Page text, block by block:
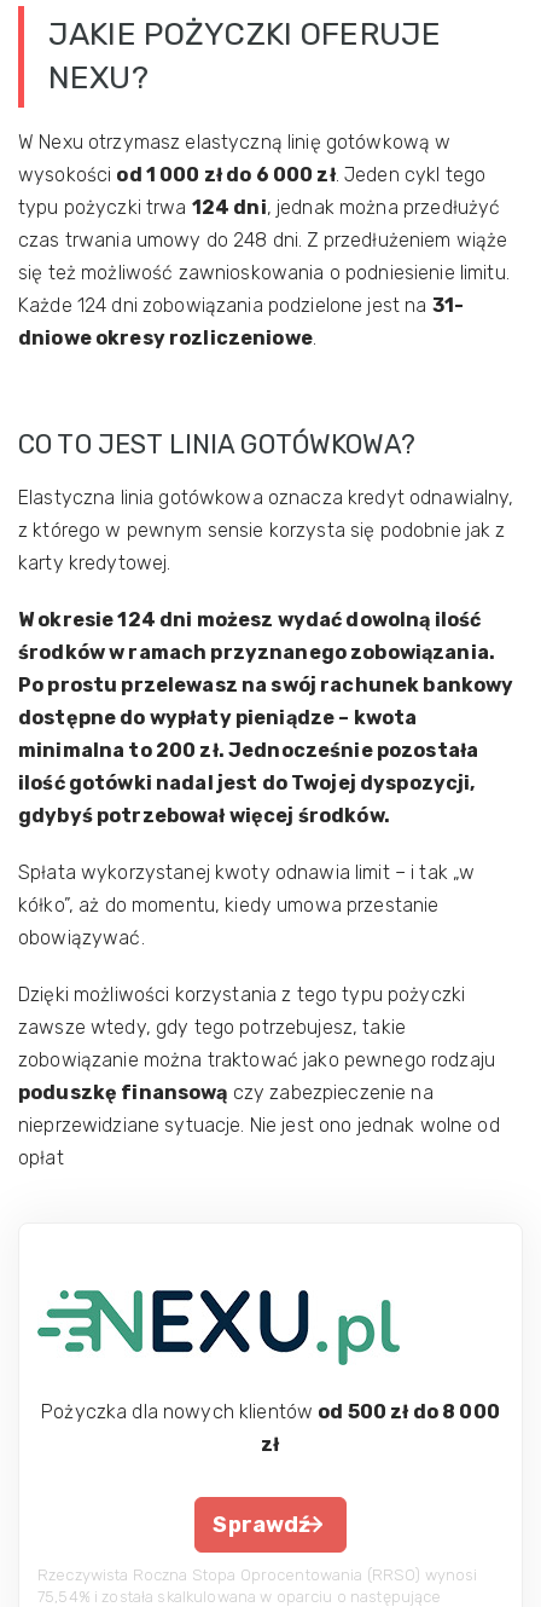
JAKIE POŻYCZKI OFERUJE
NEXU?
W Nexu otrzymasz elastyczną linię gotówkową w
wysokości od 1 000 zł do 6 000 zł. Jeden cykl tego
typu pożyczki trwa 124 dni, jednak można przedłużyć
czas trwania umowy do 248 dni. Z przedłużeniem wiąże
się też możliwość zawnioskowania o podniesienie limitu.
Każde 124 dni zobowiązania podzielone jest na 31-
dniowe okresy rozliczeniowe.
CO TO JEST LINIA GOTÓWKOWA?
Elastyczna linia gotówkowa oznacza kredyt odnawialny,
z którego w pewnym sensie korzysta się podobnie jak z
karty kredytowej.
W okresie 124 dni możesz wydać dowolną ilość
środków w ramach przyznanego zobowiązania.
Po prostu przelewasz na swój rachunek bankowy
dostępne do wypłaty pieniądze – kwota
minimalna to 200 zł. Jednocześnie pozostała
ilość gotówki nadal jest do Twojej dyspozycji,
gdybyś potrzebował więcej środków.
Spłata wykorzystanej kwoty odnawia limit – i tak „w
kółko”, aż do momentu, kiedy umowa przestanie
obowiązywać.
Dzięki możliwości korzystania z tego typu pożyczki
zawsze wtedy, gdy tego potrzebujesz, takie
zobowiązanie można traktować jako pewnego rodzaju
poduszkę finansową czy zabezpieczenie na
nieprzewidziane sytuacje. Nie jest ono jednak wolne od
opłat
Pożyczka dla nowych klientów od 500 zł do 8 000
zł
Sprawdź
Rzeczywista Roczna Stopa Oprocentowania (RRSO) wynosi
75,54% i została skalkulowana w oparciu o następujące